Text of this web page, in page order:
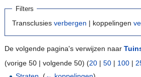
Filters
Transclusies verbergen | koppelingen
De volgende pagina's verwijzen naar
(vorige 50 | volgende 50) (20 | 50 | 100 |